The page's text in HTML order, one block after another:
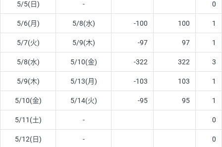
5/5(日) - 0
5/6(月) 5/8(水) -100 100 1
5/7(火) 5/9(木) -97 97 1
5/8(水) 5/10(金) -322 322 3
5/9(木) 5/13(月) -103 103 1
5/10(金) 5/14(火) -95 95 1
5/11(土) - 0
5/12(日) - 0